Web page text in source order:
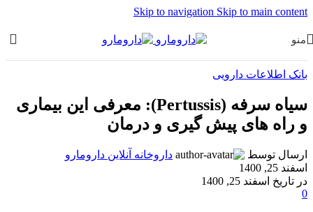
Skip to navigation Skip to main content
منو
بانک اطلاعات دارویی
سیاه سرفه (Pertussis): معرفی این بیماری
و راه های پیش گیری و درمان
ارسال توسط
داروخانه آنلاین دارومارو
اسفند 25, 1400
در تاریخ اسفند 25, 1400
0